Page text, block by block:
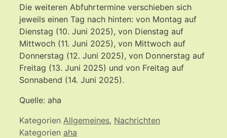
Die weiteren Abfuhrtermine verschieben sich
jeweils einen Tag nach hinten: von Montag auf
Dienstag (10. Juni 2025), von Dienstag auf
Mittwoch (11. Juni 2025), von Mittwoch auf
Donnerstag (12. Juni 2025), von Donnerstag auf
Freitag (13. Juni 2025) und von Freitag auf
Sonnabend (14. Juni 2025).
Quelle: aha
Kategorien Allgemeines, Nachrichten
Kategorien aha